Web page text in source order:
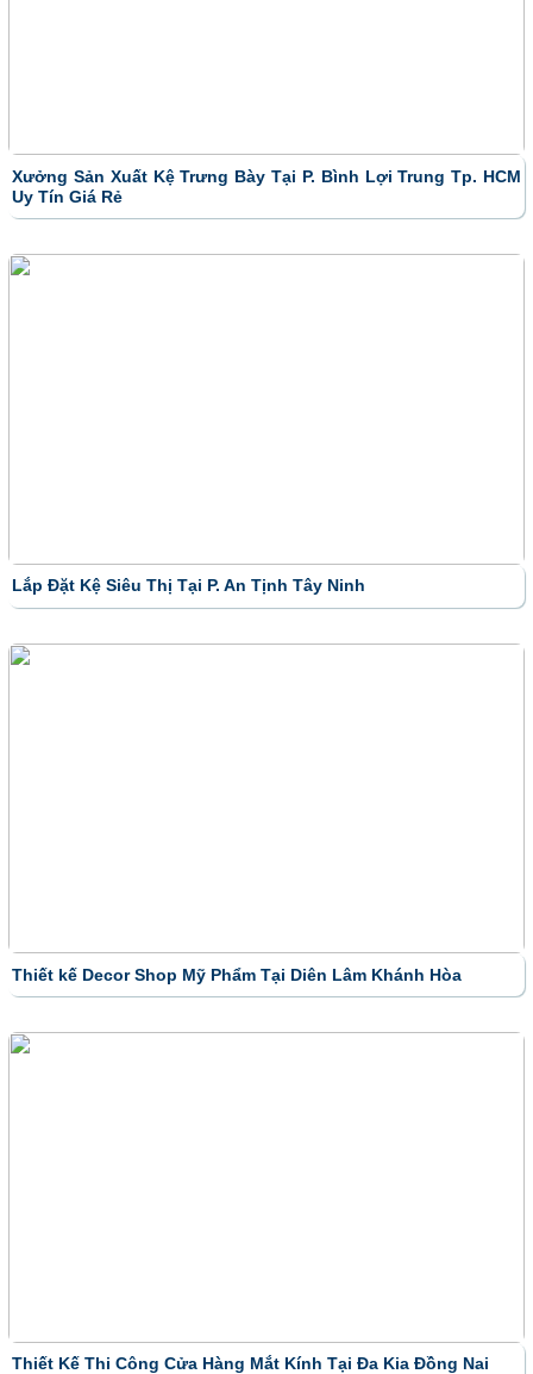
Xưởng Sản Xuất Kệ Trưng Bày Tại P. Bình Lợi Trung Tp. HCM
Uy Tín Giá Rẻ
Lắp Đặt Kệ Siêu Thị Tại P. An Tịnh Tây Ninh
Thiết kế Decor Shop Mỹ Phẩm Tại Diên Lâm Khánh Hòa
Thiết Kế Thi Công Cửa Hàng Mắt Kính Tại Đa Kia Đồng Nai